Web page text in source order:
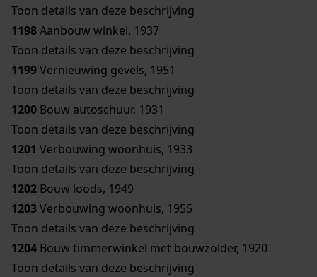
Toon details van deze beschrijving
1198Aanbouw winkel, 1937
Toon details van deze beschrijving
1199Vernieuwing gevels, 1951
Toon details van deze beschrijving
1200 Bouw autoschuur, 1931
Toon details van deze beschrijving
1201 Verbouwing woonhuis, 1933
Toon details van deze beschrijving
1202 Bouw loods, 1949
1203Verbouwing woonhuis, 1955
Toon details van deze beschrijving
1204 Bouw timmerwinkel met bouwzolder, 1920
Toon details van deze beschrijving